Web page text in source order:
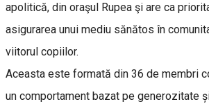
apolitică, din oraşul Rupea şi are ca
asigurarea unui mediu sănătos în
viitorul copiilor.
Aceasta este formată din 36 de membri
un comportament bazat pe generozitate